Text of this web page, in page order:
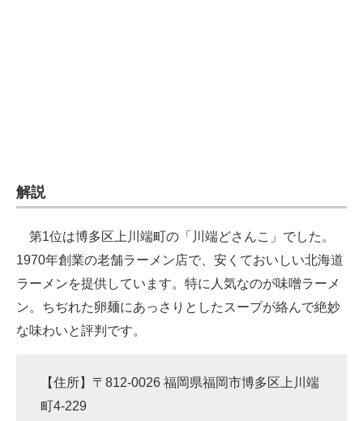
ITエンジニア向け専門サイト
企業向けIT製品の総合サイト
IT製品の技術・比較・事例
モノづくり技術者専門サイト
電子設計の基本と応用
解説
第1位は博多区上川端町の「川端どさんこ」でした。
1970年創業の老舗ラーメン店で、安くておいしい北海道
ラーメンを提供しています。特に人気なのが味噌ラーメ
ン。ちぢれた卵麺にあっさりとしたスープが絡んで絶妙
な味わいと評判です。
【住所】〒812-0026 福岡県福岡市博多区上川端
町4-229